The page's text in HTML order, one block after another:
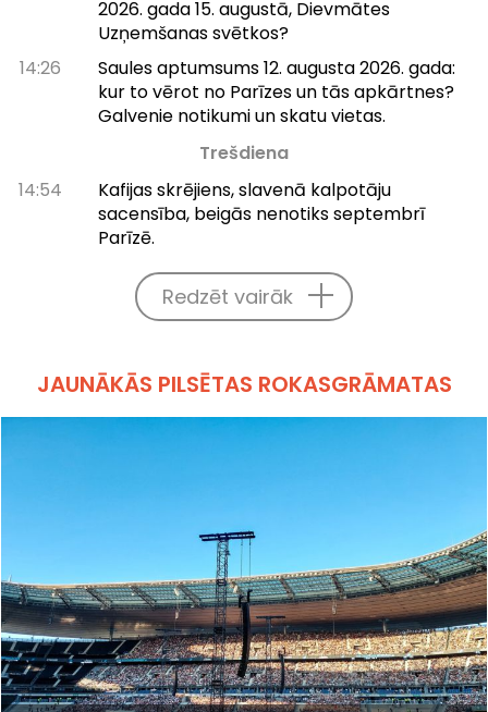
2026. gada 15. augustā, Dievmātes
Uzņemšanas svētkos?
14:26
Saules aptumsums 12. augusta 2026. gada:
kur to vērot no Parīzes un tās apkārtnes?
Galvenie notikumi un skatu vietas.
Trešdiena
14:54
Kafijas skrējiens, slavenā kalpotāju
sacensība, beigās nenotiks septembrī
Parīzē.
Redzēt vairāk
JAUNĀKĀS PILSĒTAS ROKASGRĀMATAS